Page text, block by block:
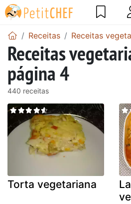
Receitas Receitas
Receitas
página 4
440 receitas
Torta vegetariana